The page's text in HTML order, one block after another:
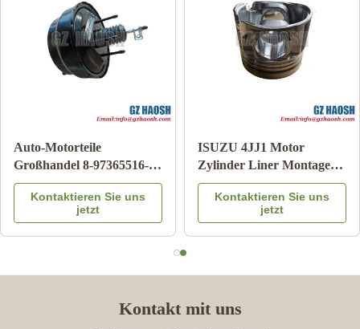
Auto-Karosserieteile
95486109 AUSTÄTZUNG
Chevrolet Airbag Uhr
Feder für ARC
Kontaktieren Sie uns
jetzt
Echter Japanischer
Schalthebelkasten OE-
Nummer 8-98219761-0 für
Isuzu DMAX/MUX Diesel-
Getriebesteuerung
Kontaktieren Sie uns
jetzt
Kontakt mit uns